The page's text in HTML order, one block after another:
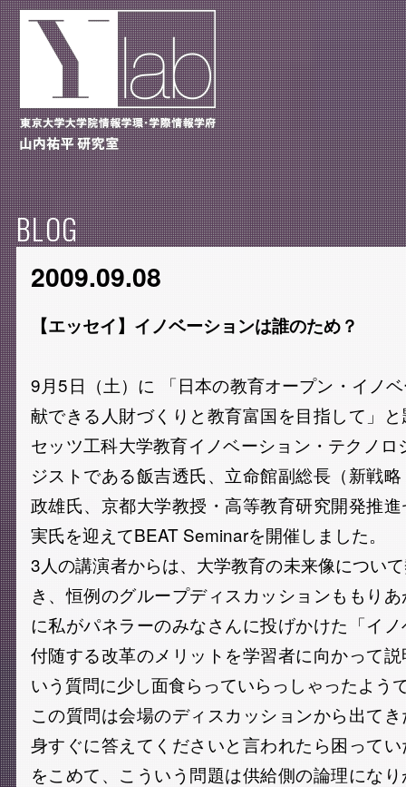
BLOG
2009.09.08
【エッセイ】イノベーションは誰のため？
9月5日（土）に 「日本の教育オープン・イノ
献できる人財づくりと教育富国を目指して」
セッツ工科大学教育イノベーション・テクノ
ジストである飯吉透氏、立命館副総長（新戦
政雄氏、京都大学教授・高等教育研究開発推
実氏を迎えてBEAT Seminarを開催しました。
3人の講演者からは、大学教育の未来像につい
き、恒例のグループディスカッションももり
に私がパネラーのみなさんに投げかけた「イ
付随する改革のメリットを学習者に向かって
いう質問に少し面食らっていらっしゃったよう
この質問は会場のディスカッションから出て
身すぐに答えてくださいと言われたら困って
をこめて、こういう問題は供給側の論理にな